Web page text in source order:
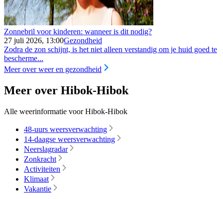
Zonnebril voor kinderen: wanneer is dit nodig?
27 juli 2026, 13:00Gezondheid
Zodra de zon schijnt, is het niet alleen verstandig om je huid goed te
bescherme...
Meer over weer en gezondheid
Meer over Hibok-Hibok
Alle weerinformatie voor Hibok-Hibok
48-uurs weersverwachting
14-daagse weersverwachting
Neerslagradar
Zonkracht
Activiteiten
Klimaat
Vakantie